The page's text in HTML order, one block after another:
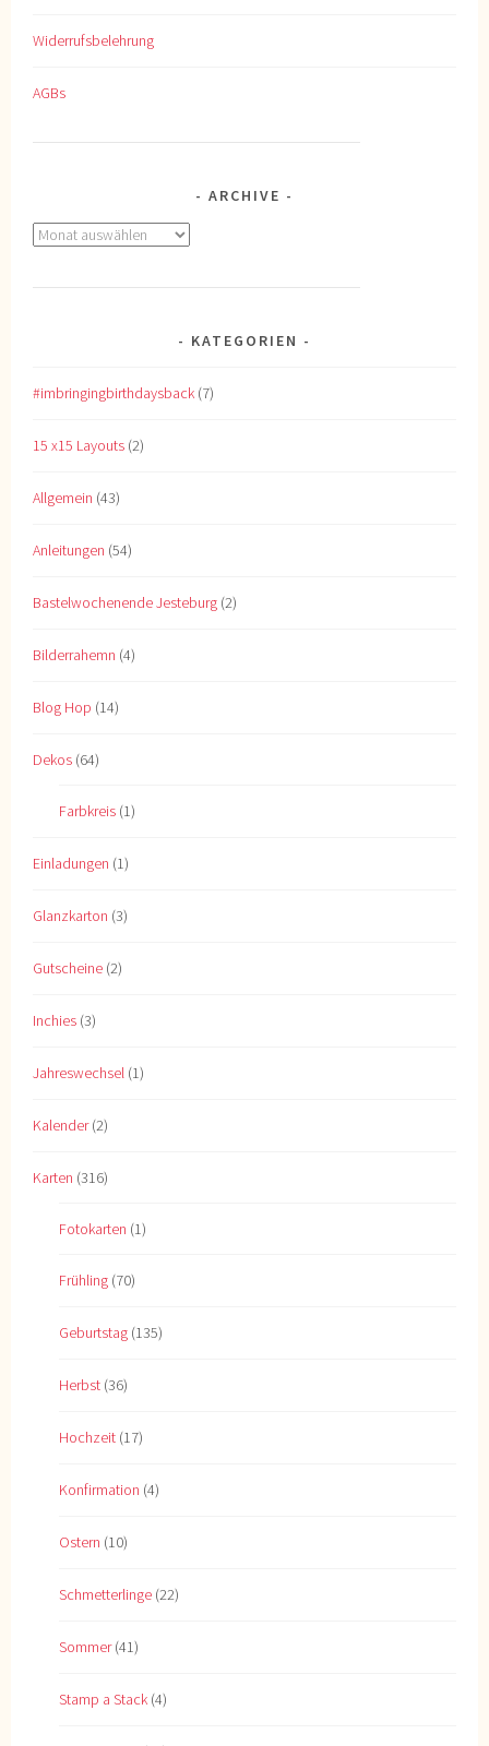
Widerrufsbelehrung
AGBs
ARCHIVE
Archive
KATEGORIEN
#imbringingbirthdaysback (7)
15 x15 Layouts (2)
Allgemein (43)
Anleitungen (54)
Bastelwochenende Jesteburg (2)
Bilderrahemn (4)
Blog Hop (14)
Dekos (64)
Farbkreis (1)
Einladungen (1)
Glanzkarton (3)
Gutscheine (2)
Inchies (3)
Jahreswechsel (1)
Kalender(2)
Karten (316)
Fotokarten (1)
Frühling (70)
Geburtstag (135)
Herbst (36)
Hochzeit (17)
Konfirmation (4)
Ostern (10)
Schmetterlinge (22)
Sommer(41)
Stamp a Stack (4)